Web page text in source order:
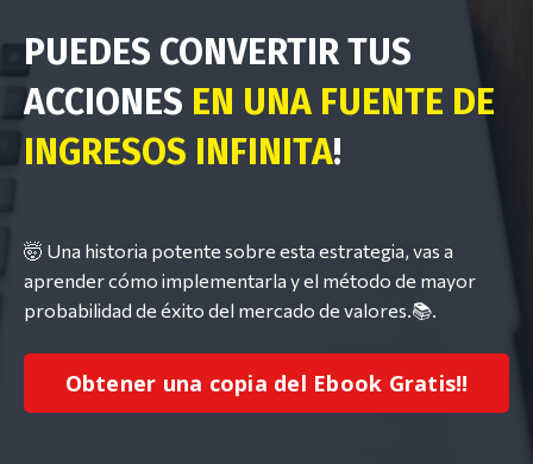
PUEDES CONVERTIR TUS
ACCIONES EN UNA FUENTE DE
INGRESOS INFINITA!
🤯 Una historia potente sobre esta estrategia, vas a
aprender cómo implementarla y el método de mayor
probabilidad de éxito del mercado de valores.📚.
Obtener una copia del Ebook Gratis!!